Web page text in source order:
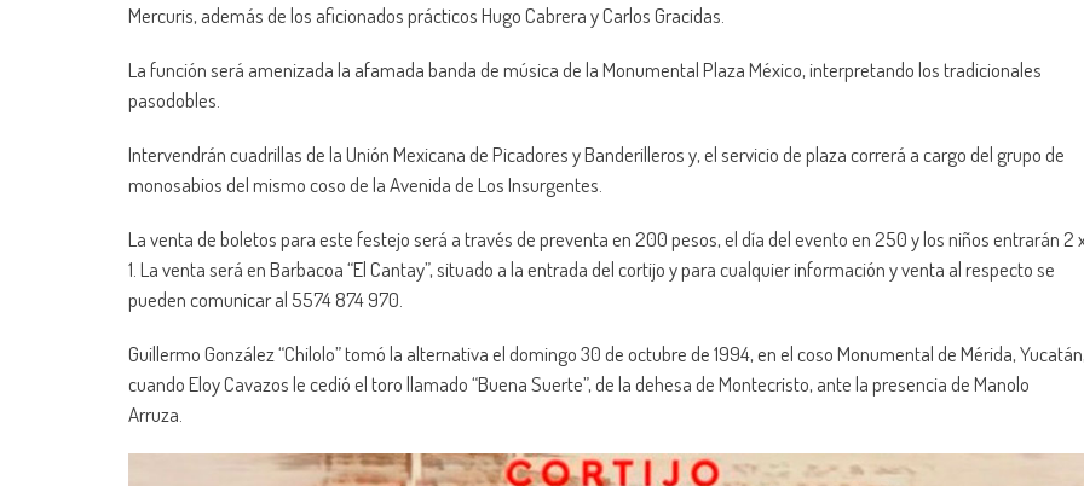
Mercuris, además de los aficionados prácticos Hugo Cabrera y Carlos Gracidas.
La función será amenizada la afamada banda de música de la Monumental Plaza México, interpretando los tradicionales
pasodobles.
Intervendrán cuadrillas de la Unión Mexicana de Picadores y Banderilleros y, el servicio de plaza correrá a cargo del grupo de
monosabios del mismo coso de la Avenida de Los Insurgentes.
La venta de boletos para este festejo será a través de preventa en 200 pesos, el día del evento en 250 y los niños entrarán 2
1. La venta será en Barbacoa “El Cantay”, situado a la entrada del cortijo y para cualquier información y venta al respecto se
pueden comunicar al 5574 874 970.
Guillermo González “Chilolo” tomó la alternativa el domingo 30 de octubre de 1994, en el coso Monumental de Mérida,
cuando Eloy Cavazos le cedió el toro llamado “Buena Suerte”, de la dehesa de Montecristo, ante la presencia de Manolo
Arruza.